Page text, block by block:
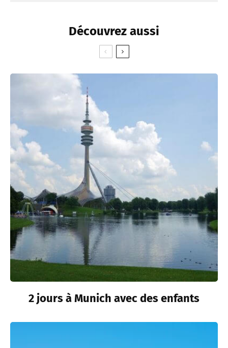
Découvrez aussi
2 jours à Munich avec des enfants